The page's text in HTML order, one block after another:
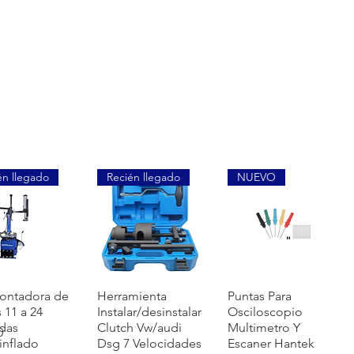
速瀏覽
llegado
de
11 a 24
快速瀏覽
Recién llegado
Herramienta
Instalar/desinstalar
Clutch Vw/audi
Dsg 7 Velocidades
快速瀏覽
NUEVO
Puntas Para
Osciloscopio
Multimetro Y
Escaner Hantek